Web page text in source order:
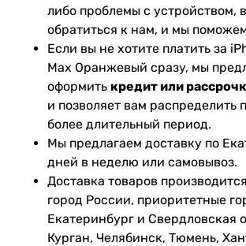
либо проблемы с устройством,
обратиться к нам, и мы
Если вы не хотите платить за
Max Оранжевый сразу, мы
оформить кредит или
и позволяет вам распределить
более длительный период.
Мы предлагаем доставку по
дней в неделю или самовывоз.
Доставка товаров
город России, приоритетные
Екатеринбург и Свердловская
Курган, Челябинск, Тюмень,